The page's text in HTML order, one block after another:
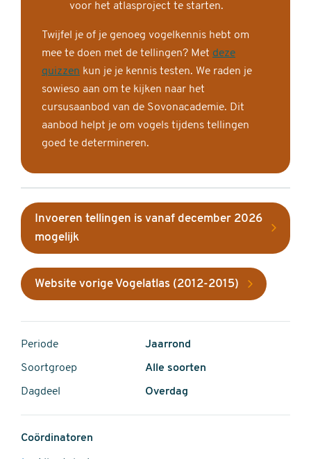
voor het atlasproject te starten.
Twijfel je of je genoeg vogelkennis hebt om
mee te doen met de tellingen? Met deze
quizzen kun je je kennis testen. We raden je
sowieso aan om te kijken naar het
cursusaanbod van de Sovonacademie. Dit
aanbod helpt je om vogels tijdens tellingen
goed te determineren.
Invoeren tellingen is vanaf december 2026
mogelijk
Website vorige Vogelatlas (2012-2015)
Periode Jaarrond
Soortgroep Alle soorten
Dagdeel Overdag
Coördinatoren